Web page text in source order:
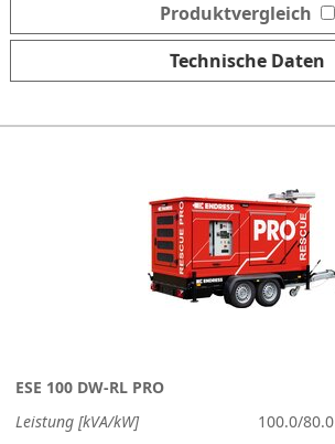
Produktvergleich
Technische Daten
ESE 100 DW-RL PRO
Leistung [kVA/kW]
100.0/80.0